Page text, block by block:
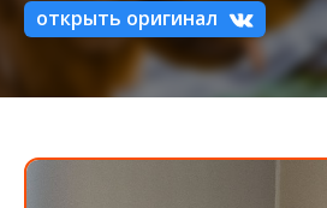
открыть оригинал